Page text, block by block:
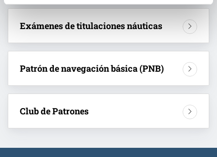
Exámenes de titulaciones náuticas
Patrón de navegación básica (PNB)
Club de Patrones